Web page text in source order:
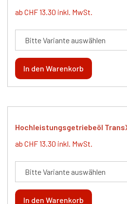
ab CHF 13.30 inkl. MwSt.
Hochleistungsgetriebeöl
ab CHF 13.30 inkl. MwSt.